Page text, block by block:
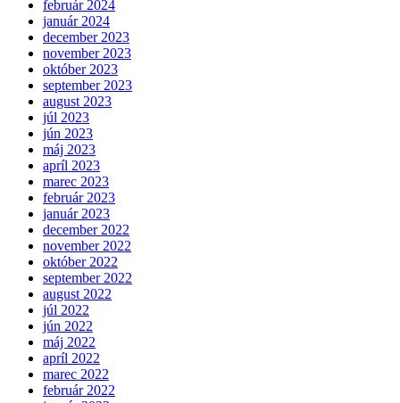
február 2024
január 2024
december 2023
november 2023
október 2023
september 2023
august 2023
júl 2023
jún 2023
máj 2023
apríl 2023
marec 2023
február 2023
január 2023
december 2022
november 2022
október 2022
september 2022
august 2022
júl 2022
jún 2022
máj 2022
apríl 2022
marec 2022
február 2022